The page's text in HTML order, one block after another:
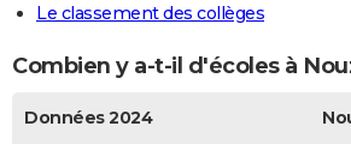
Le classement des collèges
Combien y a-t-il d'écoles à
Données 2024